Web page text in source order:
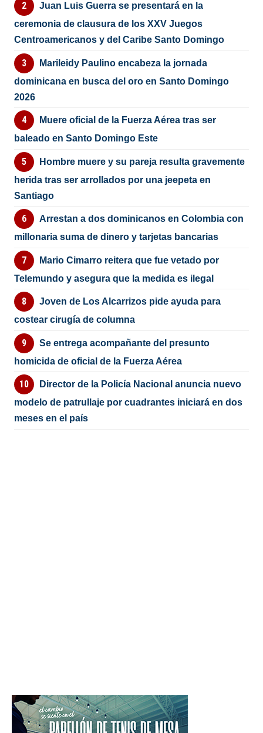
Juan Luis Guerra se presentará en la
ceremonia de clausura de los XXV Juegos
Centroamericanos y del Caribe Santo Domingo
Marileidy Paulino encabeza la jornada
dominicana en busca del oro en Santo Domingo
2026
Muere oficial de la Fuerza Aérea tras ser
baleado en Santo Domingo Este
Hombre muere y su pareja resulta gravemente
herida tras ser arrollados por una jeepeta en
Santiago
Arrestan a dos dominicanos en Colombia con
millonaria suma de dinero y tarjetas bancarias
Mario Cimarro reitera que fue vetado por
Telemundo y asegura que la medida es ilegal
Joven de Los Alcarrizos pide ayuda para
costear cirugía de columna
Se entrega acompañante del presunto
homicida de oficial de la Fuerza Aérea
Director de la Policía Nacional anuncia nuevo
modelo de patrullaje por cuadrantes iniciará en dos
meses en el país